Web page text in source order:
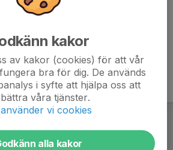
kakor
av kakor (cookies) för att vår
bra för dig. De används
i syfte att hjälpa oss att
våra tjänster.
vi cookies
alla kakor